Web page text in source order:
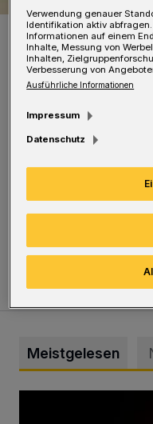
Hassan Hashemi, Petra
Foto: BKG
Zeichnungen,
und mit der
Holzskulpturen
Meistgelesen
Verwendung genauer
Identifikation aktiv
Informationen auf einem
Inhalte, Messung von
Inhalten,
Verbesserung von
Ausführliche Informationen
Impressum
Datenschutz